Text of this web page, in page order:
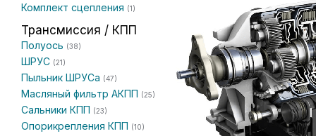
Комплект сцепления (1)
Трансмиссия / КПП
Полуось (38)
ШРУС (21)
Пыльник ШРУСа (47)
Масляный фильтр АКПП (25)
Сальники КПП (23)
Опорикрепления КПП (10)